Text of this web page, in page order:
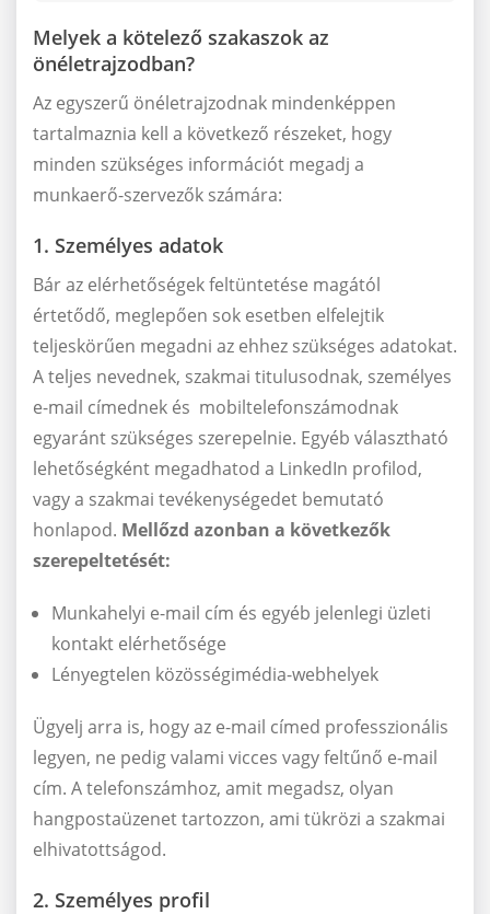
Melyek a kötelező szakaszok az
önéletrajzodban?
Az egyszerű önéletrajzodnak mindenképpen
tartalmaznia kell a következő részeket, hogy
minden szükséges információt megadj a
munkaerő-szervezők számára:
1. Személyes adatok
Bár az elérhetőségek feltüntetése magától
értetődő, meglepően sok esetben elfelejtik
teljeskörűen megadni az ehhez szükséges adatokat.
A teljes nevednek, szakmai titulusodnak, személyes
e-mail címednek és mobiltelefonszámodnak
egyaránt szükséges szerepelnie. Egyéb választható
lehetőségként megadhatod a LinkedIn profilod,
vagy a szakmai tevékenységedet bemutató
honlapod. Mellőzd azonban a következők
szerepeltetését:
Munkahelyi e-mail cím és egyéb jelenlegi üzleti
kontakt elérhetősége
Lényegtelen közösségimédia-webhelyek
Ügyelj arra is, hogy az e-mail címed professzionális
legyen, ne pedig valami vicces vagy feltűnő e-mail
cím. A telefonszámhoz, amit megadsz, olyan
hangpostaüzenet tartozzon, ami tükrözi a szakmai
elhivatottságod.
2. Személyes profil